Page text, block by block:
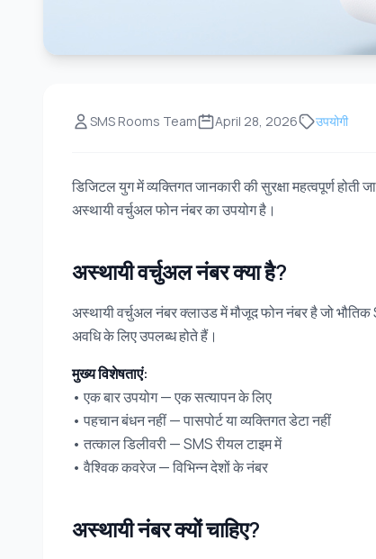
SMS Rooms Team April 28, 2026 उपयोगी
डिजिटल युग में व्यक्तिगत जानकारी की सुरक्षा महत्वपूर्ण
अस्थायी वर्चुअल फोन नंबर का उपयोग है।
अस्थायी वर्चुअल नंबर क्या है?
अस्थायी वर्चुअल नंबर क्लाउड में मौजूद फोन नंबर है जो
अवधि के लिए उपलब्ध होते हैं।
मुख्य विशेषताएं:
• एक बार उपयोग — एक सत्यापन के लिए
• पहचान बंधन नहीं — पासपोर्ट या व्यक्तिगत डेटा नहीं
• तत्काल डिलीवरी — SMS रीयल टाइम में
• वैश्विक कवरेज — विभिन्न देशों के नंबर
अस्थायी नंबर क्यों चाहिए?